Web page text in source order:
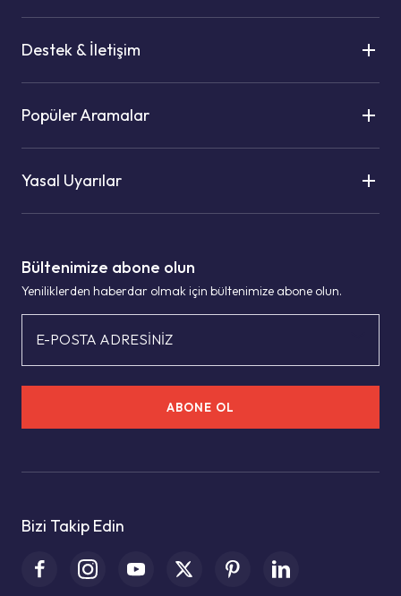
Bültenimize abone olun
Yeniliklerden haberdar olmak için bültenimize abone olun.
E-POSTA ADRESİNİZ
ABONE OL
Bizi Takip Edin
Destek & İletişim
Popüler Aramalar
Yasal Uyarılar